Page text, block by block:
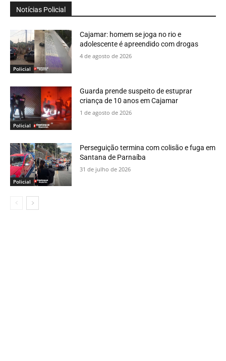
Notícias Policial
Policial
Cajamar: homem se joga no rio e
adolescente é apreendido com drogas
4 de agosto de 2026
Policial
Guarda prende suspeito de estuprar
criança de 10 anos em Cajamar
1 de agosto de 2026
Policial
Perseguição termina com colisão e fuga em
Santana de Parnaíba
31 de julho de 2026